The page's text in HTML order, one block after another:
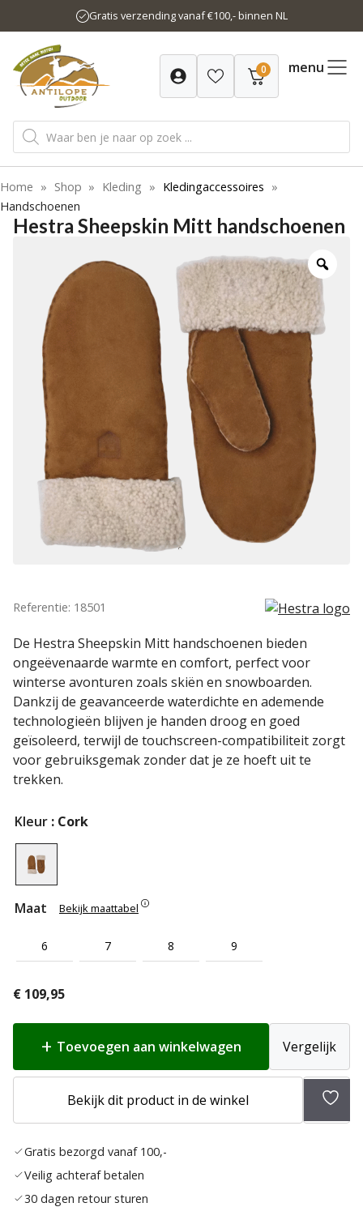
naar
inhoud
Gratis verzending vanaf €100,- binnen NL
0 menu
Producten
zoeken
Home » Shop » Kleding » Kledingaccessoires »
Handschoenen
Hestra Sheepskin Mitt handschoenen
Referentie: 18501
De Hestra Sheepskin Mitt handschoenen bieden
ongeëvenaarde warmte en comfort, perfect voor
winterse avonturen zoals skiën en snowboarden.
Dankzij de geavanceerde waterdichte en ademende
technologieën blijven je handen droog en goed
geïsoleerd, terwijl de touchscreen-compatibiliteit zorgt
voor gebruiksgemak zonder dat je ze hoeft uit te
trekken.
Kleur : Cork
Maat Bekijk maattabel
6 7 8 9
€ 109,95
Toevoegen aan winkelwagen Vergelijk
Bekijk dit product in de winkel
Gratis bezorgd vanaf 100,-
Veilig achteraf betalen
30 dagen retour sturen